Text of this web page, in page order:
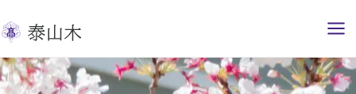
容
を
ス